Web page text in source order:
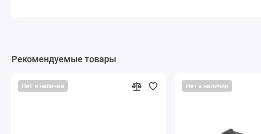
Рекомендуемые товары
Нет в наличии Нет в наличии